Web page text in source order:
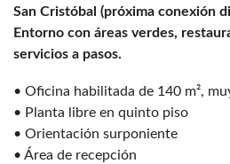
San Cristóbal (próxima conexión
Entorno con áreas verdes,
servicios a pasos.
• Oficina habilitada de 140 m²,
• Planta libre en quinto piso
• Orientación surponiente
• Área de recepción